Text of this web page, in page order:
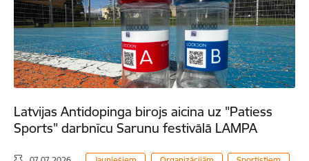
Latvijas Antidopinga birojs aicina uz "Patiess
Sports" darbnīcu Sarunu festivālā LAMPA